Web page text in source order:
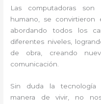
Las computadoras
humano, se
abordando todos los
diferentes niveles,
de obra, creando
comunicación.
Sin duda la tecnología
manera de vivir, no